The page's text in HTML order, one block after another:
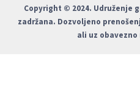
Copyright © 2024. Udruženje
zadržana. Dozvoljeno
ali uz